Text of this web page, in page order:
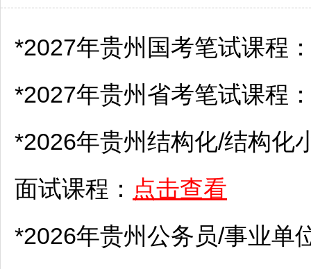
*2027年贵州国考笔试课程
*2027年贵州省考笔试课程
*2026年贵州结构化/结构化
面试课程： 点击查看
*2026年贵州公务员/事业单